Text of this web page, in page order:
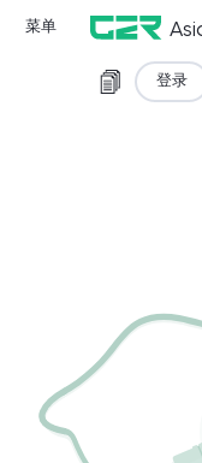
菜单
登录